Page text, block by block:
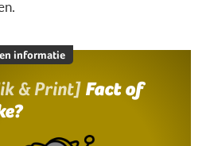
informatie
& Print] Fact of